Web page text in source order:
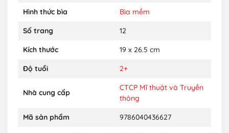
Hình thức bìa Bìa mềm
Số trang 12
Kích thước 19 x 26.5 cm
Độ tuổi 2+
Nhà cung cấp
CTCP Mĩ thuật và Truyền
thông
Mã sản phẩm 9786040436627